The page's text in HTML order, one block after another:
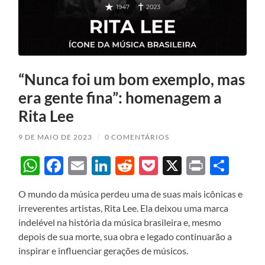
“Nunca foi um bom exemplo, mas
era gente fina”: homenagem a
Rita Lee
9 DE MAIO DE 2023 / 0 COMENTÁRIOS
WhatsApp
Facebook
EmailLinkedIn
Reddit
Pocket
X Print
O mundo da música perdeu uma de suas mais icônicas e
irreverentes artistas, Rita Lee. Ela deixou uma marca
indelével na história da música brasileira e, mesmo
depois de sua morte, sua obra e legado continuarão a
inspirar e influenciar gerações de músicos.